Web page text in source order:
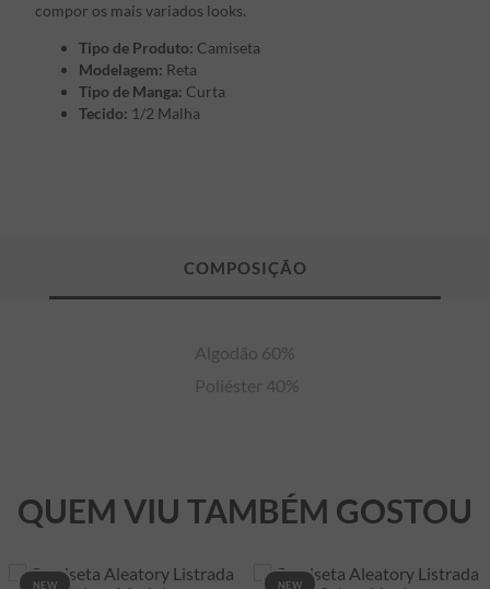
compor os mais variados looks.
Tipo de Produto: Camiseta
Modelagem: Reta
Tipo de Manga: Curta
Tecido: 1/2 Malha
Algodão 60%
Poliéster 40%
QUEM VIU TAMBÉM GOSTOU
NEW NEW